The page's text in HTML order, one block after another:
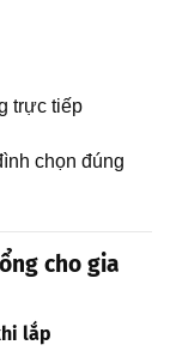
trực tiếp
chọn đúng
cho gia
lắp